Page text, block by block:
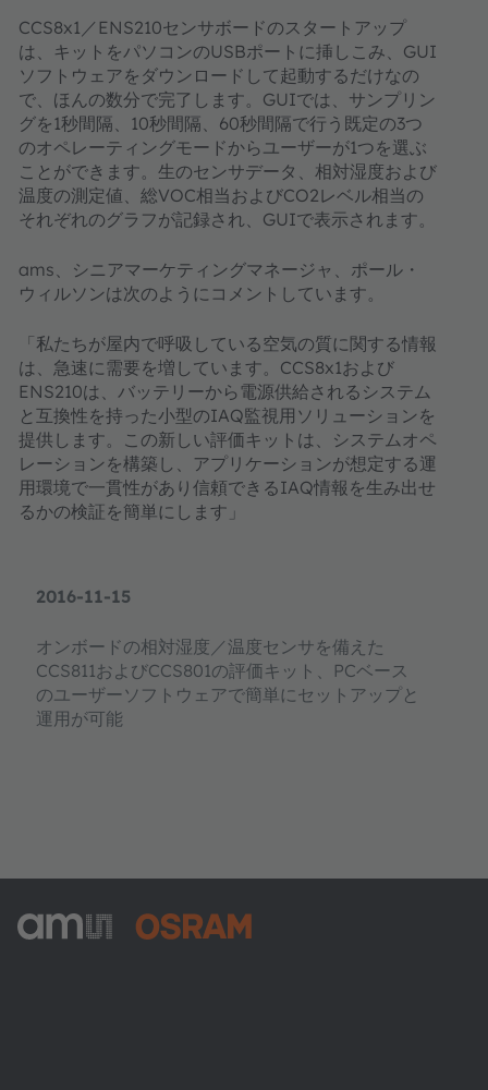
2016-11-15
オンボードの相対湿度／温度センサを備えた
CCS811およびCCS801の評価キット、PCベース
のユーザーソフトウェアで簡単にセットアップと
運用が可能
CCS8x1／ENS210センサボードのスタートアップ
は、キットをパソコンのUSBポートに挿しこみ、GUI
ソフトウェアをダウンロードして起動するだけなの
で、ほんの数分で完了します。GUIでは、サンプリン
グを1秒間隔、10秒間隔、60秒間隔で行う既定の3つ
のオペレーティングモードからユーザーが1つを選ぶ
ことができます。生のセンサデータ、相対湿度および
温度の測定値、総VOC相当およびCO2レベル相当の
それぞれのグラフが記録され、GUIで表示されます。
ams、シニアマーケティングマネージャ、ポール・
ウィルソンは次のようにコメントしています。
「私たちが屋内で呼吸している空気の質に関する情報
は、急速に需要を増しています。CCS8x1および
ENS210は、バッテリーから電源供給されるシステム
と互換性を持った小型のIAQ監視用ソリューションを
提供します。この新しい評価キットは、システムオペ
レーションを構築し、アプリケーションが想定する運
用環境で一貫性があり信頼できるIAQ情報を生み出せ
るかの検証を簡単にします」